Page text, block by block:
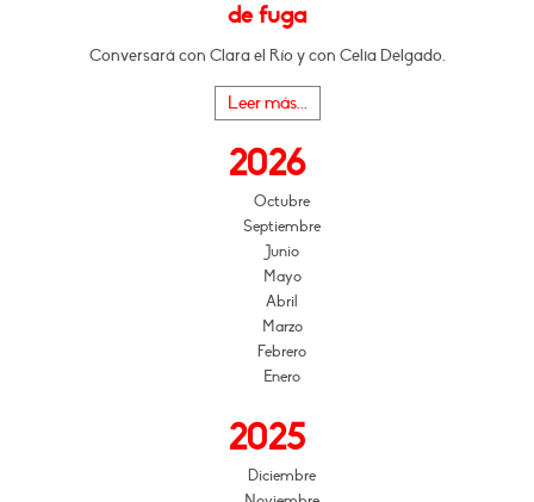
de fuga
Conversará con Clara el Río y con Celia Delgado.
Leer más...
2026
Octubre
Septiembre
Junio
Mayo
Abril
Marzo
Febrero
Enero
2025
Diciembre